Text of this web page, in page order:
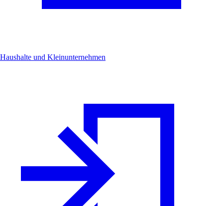
Haushalte und Kleinunternehmen